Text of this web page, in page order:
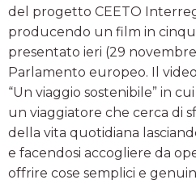
del progetto CEETO
producendo un film in
presentato ieri (29
Parlamento europeo. Il
“Un viaggio sostenibile” in
un viaggiatore che cerca di
della vita quotidiana
e facendosi accogliere da
offrire cose semplici e